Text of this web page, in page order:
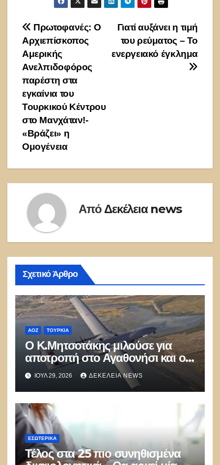
Πλοήγηση
άρθρων
Γιατί αυξάνει η τιμή
του ρεύματος – Το
ενεργειακό έγκλημα
Πρωτοφανές: Ο
Αρχιεπίσκοπος
Αμερικής
Ανελπιδοφόρος
παρέστη στα
εγκαίνια του
Τουρκικού Κέντρου
στο Μανχάταν!-
«Βράζει» η
Ομογένεια
Από Δεκέλεια news
Σχετικό Άρθρο
ΑΟΖ ΤΟΥΡΚΊΑ
Ο Κ.Μητσοτάκης μιλούσε για
αποτροπή στο Αγαθονήσι και οι
Τούρκοι παραβίαζαν με ΑΦΝΣ
και drone
ΙΟΎΛ 29, 2026 ΔΕΚΈΛΕΙΑ NEWS
ΕΣΩΤΕΡΙΚΑ
Τέλος στα 25 πιο συνηθισμένα